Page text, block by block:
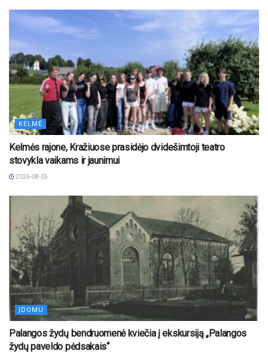
KELMĖ
Kelmės rajone, Kražiuose prasidėjo dvidešimtoji teatro
stovykla vaikams ir jaunimui
2026-08-05
ĮDOMU
Palangos žydų bendruomenė kviečia į ekskursiją „Palangos
žydų paveldo pėdsakais“